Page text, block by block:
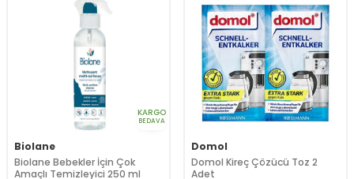
KARGO
BEDAVA
Biolane
Biolane Bebekler İçin Çok
Amaçlı Temizleyici 250 ml
Domol
Domol Kireç Çözücü Toz 2
Adet